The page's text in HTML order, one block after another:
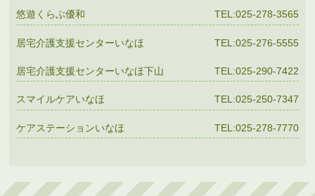
悠遊くらぶ優和 TEL:025-278-3565
居宅介護支援センターいなほ TEL:025-276-5555
居宅介護支援センターいなほ下山 TEL:025-290-7422
スマイルケアいなほ TEL:025-250-7347
ケアステーションいなほ TEL:025-278-7770